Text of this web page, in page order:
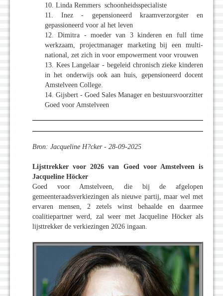
10. Linda Remmers schoonheidsspecialiste
11. Inez - gepensioneerd kraamverzorgster en
gepassioneerd voor al het leven
12. Dimitra - moeder van 3 kinderen en full time
werkzaam, projectmanager marketing bij een multi-
national, zet zich in voor empowerment voor vrouwen
13. Kees Langelaar - begeleid chronisch zieke kinderen
in het onderwijs ook aan huis, gepensioneerd docent
Amstelveen College.
14. Gijsbert - Goed Sales Manager en bestuursvoorzitter
Goed voor Amstelveen
Bron: Jacqueline H?cker - 28-09-2025
Lijsttrekker voor 2026 van Goed voor Amstelveen is
Jacqueline Höcker
Goed voor Amstelveen, die bij de afgelopen
gemeenteraadsverkiezingen als nieuwe partij, maar wel met
ervaren mensen, 2 zetels winst behaalde en daarmee
coalitiepartner werd, zal weer met Jacqueline Höcker als
lijsttrekker de verkiezingen 2026 ingaan.